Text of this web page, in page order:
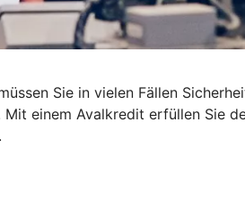
Sie in vielen Fällen
einem Avalkredit erfüllen Sie